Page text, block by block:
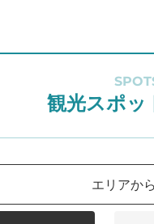
観光スポッ
エリアか